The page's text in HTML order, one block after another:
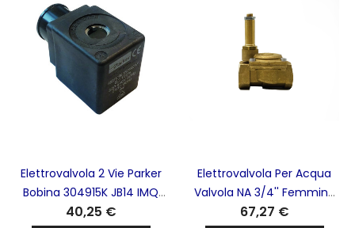
Elettrovalvola 2 Vie Parker
Bobina 304915K JB14 IMQ
FERRARI - 061031
40,25 €
Elettrovalvola Per Acqua
Valvola NA 3/4'' Femmina
MATIC - EVM-NA3/4
67,27 €